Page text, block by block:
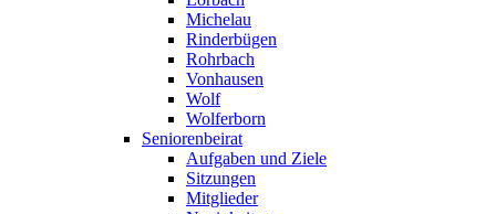
Michelau
Rinderbügen
Rohrbach
Vonhausen
Wolf
Wolferborn
Seniorenbeirat
Aufgaben und Ziele
Sitzungen
Mitglieder